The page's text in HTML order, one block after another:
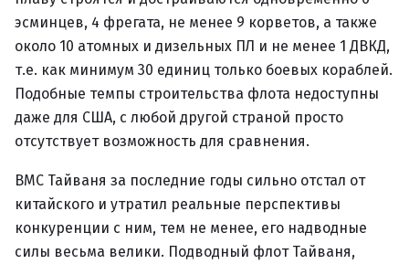
эсминцев, 4 фрегата, не менее 9 корветов, а также
около 10 атомных и дизельных ПЛ и не менее 1 ДВКД,
т.е. как минимум 30 единиц только боевых кораблей.
Подобные темпы строительства флота недоступны
даже для США, с любой другой страной просто
отсутствует возможность для сравнения.
ВМС Тайваня за последние годы сильно отстал от
китайского и утратил реальные перспективы
конкуренции с ним, тем не менее, его надводные
силы весьма велики. Подводный флот Тайваня,